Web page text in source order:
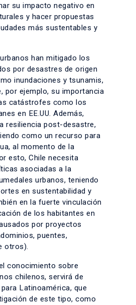
su impacto negativo en
y hacer propuestas
más sustentables y
han mitigado los
por desastres de origen
inundaciones y tsunamis,
por ejemplo, su importancia
catástrofes como los
en EE.UU. Además,
resiliencia post-desastre,
como un recurso para
al momento de la
esto, Chile necesita
asociadas a la
urbanos, teniendo
en sustentabilidad y
en la fuerte vinculación
de los habitantes en
por proyectos
puentes,
otros).
conocimiento sobre
chilenos, servirá de
Latinoamérica, que
de este tipo, como